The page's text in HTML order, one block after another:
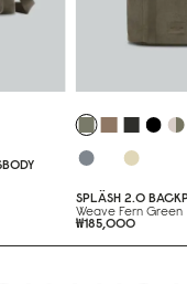
SPLÄSH 2.0
Weave Fern Green
₩185,000